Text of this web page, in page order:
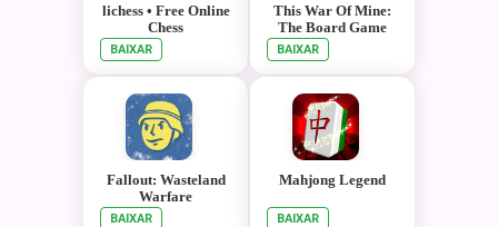
lichess • Free Online
Chess
BAIXAR
This War Of Mine:
The Board Game
BAIXAR
Fallout: Wasteland
Warfare
BAIXAR
Mahjong Legend
BAIXAR